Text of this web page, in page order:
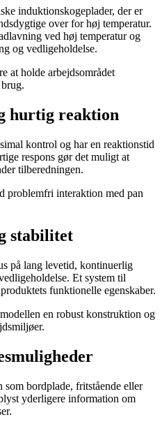
induktionskogeplader, der er
over for høj temperatur.
ved høj temperatur og
og vedligeholdelse.
at holde arbejdsområdet
hurtig reaktion
kontrol og har en reaktionstid
respons gør det muligt at
tilberedningen.
problemfri interaktion med pan
stabilitet
på lang levetid, kontinuerlig
Et system til
funktionelle egenskaber.
en robust konstruktion og
som bordplade, fritstående eller
yderligere information om